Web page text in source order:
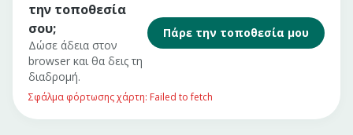
την τοποθεσία
σου;
Δώσε άδεια στον
browser και θα δεις τη
διαδρομή.
Πάρε την τοποθεσία μου
Σφάλμα φόρτωσης χάρτη: Failed to fetch